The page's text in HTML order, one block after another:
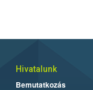
Hivatalunk
Bemutatkozás